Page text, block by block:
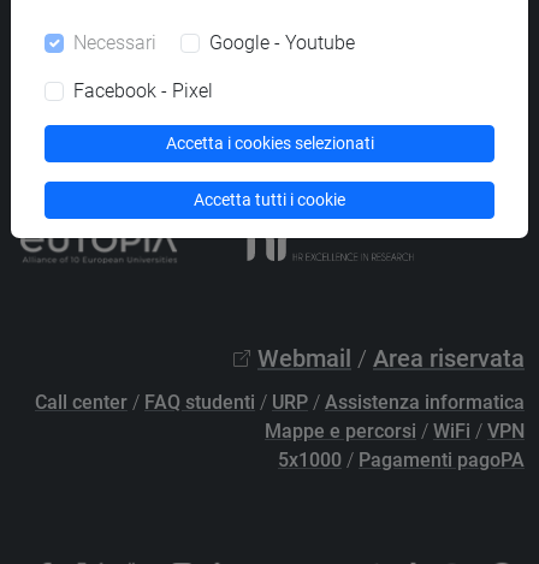
PECprotocollo@pec.unive.it
Privacy/Cookies/Credits e note legali
Elenco siti tematici
Webmail / Area riservata
Call center / FAQ studenti / URP / Assistenza informatica
Mappe e percorsi / WiFi / VPN
5x1000 / Pagamenti pagoPA
Necessari Google - Youtube
Facebook - Pixel
Accetta i cookies selezionati
Accetta tutti i cookie